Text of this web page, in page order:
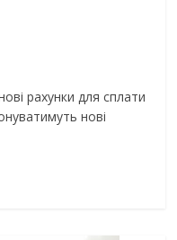
рахунки для сплати
нові